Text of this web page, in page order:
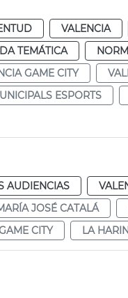
VALENCIA
TEMÁTICA
GAME CITY
ESPORTS
AUDIENCIAS
JOSÉ CATALÁ
CITY LA